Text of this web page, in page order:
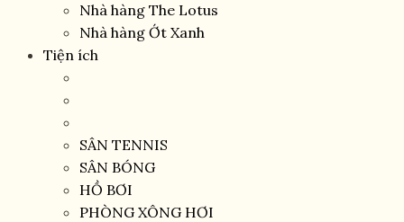
Nhà hàng The Lotus
Nhà hàng Ớt Xanh
Tiện ích
SÂN TENNIS
SÂN BÓNG
HỒ BƠI
PHÒNG XÔNG HƠI